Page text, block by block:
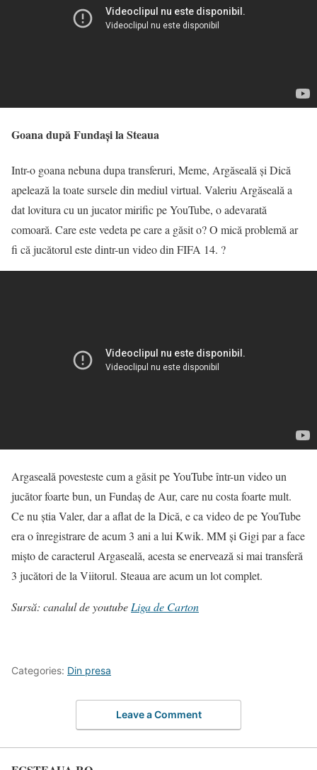
Goana după Fundași la Steaua
Intr-o goana nebuna dupa transferuri, Meme, Argăseală și Dică
apelează la toate sursele din mediul virtual. Valeriu Argăseală a
dat lovitura cu un jucator mirific pe YouTube, o adevarată
comoară. Care este vedeta pe care a găsit o? O mică problemă ar
fi că jucătorul este dintr-un video din FIFA 14. ?
Argaseală povesteste cum a găsit pe YouTube într-un video un
jucător foarte bun, un Fundaș de Aur, care nu costa foarte mult.
Ce nu știa Valer, dar a aflat de la Dică, e ca video de pe YouTube
era o înregistrare de acum 3 ani a lui Kwik. MM și Gigi par a face
mișto de caracterul Argaseală, acesta se enervează si mai transferă
3 jucători de la Viitorul. Steaua are acum un lot complet.
Sursă: canalul de youtube Liga de Carton
Categories: Din presa
Leave a Comment